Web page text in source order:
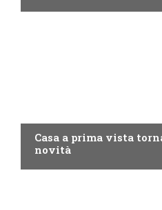
Casa a prima vista
novità